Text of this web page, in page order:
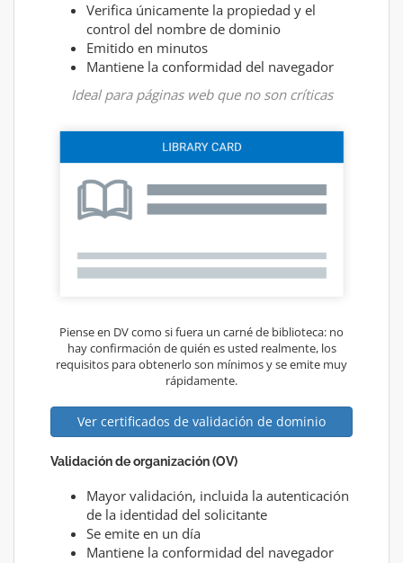
Verifica únicamente la propiedad y el
control del nombre de dominio
Emitido en minutos
Mantiene la conformidad del navegador
Ideal para páginas web que no son críticas
Piense en DV como si fuera un carné de biblioteca: no
hay confirmación de quién es usted realmente, los
requisitos para obtenerlo son mínimos y se emite muy
rápidamente.
Ver certificados de validación de dominio
Validación de organización (OV)
Mayor validación, incluida la autenticación
de la identidad del solicitante
Se emite en un día
Mantiene la conformidad del navegador